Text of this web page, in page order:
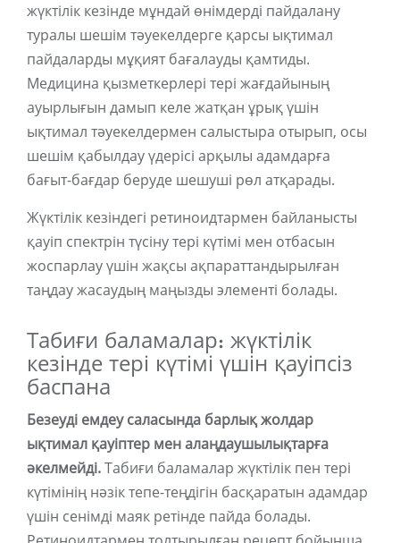
жүктілік кезінде мұндай өнімдерді пайдалану
туралы шешім тәуекелдерге қарсы ықтимал
пайдаларды мұқият бағалауды қамтиды.
Медицина қызметкерлері тері жағдайының
ауырлығын дамып келе жатқан ұрық үшін
ықтимал тәуекелдермен салыстыра отырып, осы
шешім қабылдау үдерісі арқылы адамдарға
бағыт-бағдар беруде шешуші рөл атқарады.
Жүктілік кезіндегі ретиноидтармен байланысты
қауіп спектрін түсіну тері күтімі мен отбасын
жоспарлау үшін жақсы ақпараттандырылған
таңдау жасаудың маңызды элементі болады.
Табиғи баламалар: жүктілік
кезінде тері күтімі үшін қауіпсіз
баспана
Безеуді емдеу саласында барлық жолдар
ықтимал қауіптер мен алаңдаушылықтарға
әкелмейді.Табиғи баламалар жүктілік пен тері
күтімінің нәзік тепе-теңдігін басқаратын адамдар
үшін сенімді маяк ретінде пайда болады.